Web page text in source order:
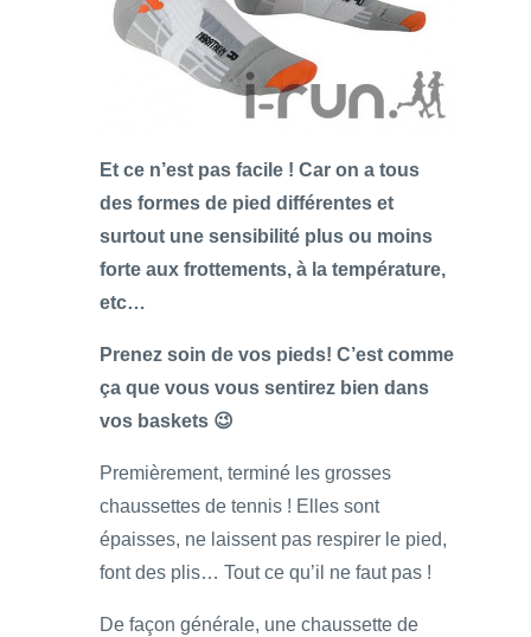
Et ce n’est pas facile ! Car on a tous
des formes de pied différentes et
surtout une sensibilité plus ou moins
forte aux frottements, à la température,
etc…
Prenez soin de vos pieds! C’est comme
ça que vous vous sentirez bien dans
vos baskets 😉
Premièrement, terminé les grosses
chaussettes de tennis ! Elles sont
épaisses, ne laissent pas respirer le pied,
font des plis… Tout ce qu’il ne faut pas !
De façon générale, une chaussette de